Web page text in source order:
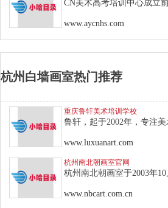
CN美术高考培训中心成立
www.aycnhs.com
杭州白墙画室热门推荐
重庆鲁轩美术培训学校
鲁轩，起于2002年，专注美
www.luxuanart.com
杭州南北朝画室官网
杭州南北朝画室于2003年
www.nbcart.com.cn